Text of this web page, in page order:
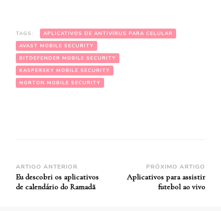
TAGS:
APLICATIVOS DE ANTIVÍRUS PARA CELULAR
AVAST MOBILE SECURITY
BITDEFENDER MOBILE SECURITY
KASPERSKY MOBILE SECURITY
NORTON MOBILE SECURITY
Navegação
de
ARTIGO ANTERIOR
Eu descobri os aplicativos
de calendário do Ramadã
PRÓXIMO ARTIGO
Aplicativos para assistir
futebol ao vivo